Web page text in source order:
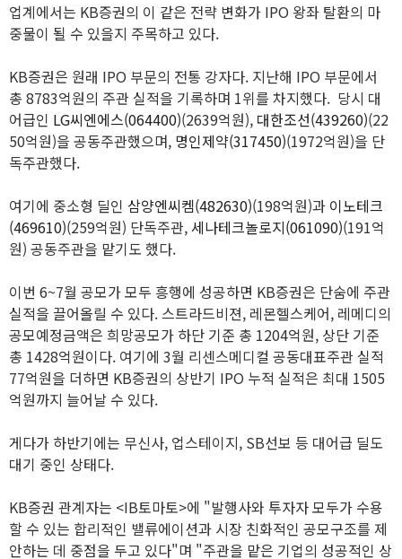
업계에서는 KB증권의 이 같은 전략 변화가 IPO 왕좌 탈환의 마
중물이 될 수 있을지 주목하고 있다.
KB증권은 원래 IPO 부문의 전통 강자다. 지난해 IPO 부문에서
총 8783억원의 주관 실적을 기록하며 1위를 차지했다. 당시 대
어급인 LG씨엔에스(064400)(2639억원), 대한조선(439260)(22
50억원)을 공동주관했으며, 명인제약(317450)(1972억원)을 단
독주관했다.
여기에 중소형 딜인 삼양엔씨켐(482630)(198억원)과 이노테크
(469610)(259억원) 단독주관,세나테크놀로지(061090)(191억
원) 공동주관을 맡기도 했다.
이번 6~7월 공모가 모두 흥행에 성공하면 KB증권은 단숨에 주관
실적을 끌어올릴 수 있다. 스트라드비젼, 레몬헬스케어, 레메디의
공모예정금액은 희망공모가 하단 기준 총 1204억원, 상단 기준
총 1428억원이다. 여기에 3월 리센스메디컬 공동대표주관 실적
77억원을 더하면 KB증권의 상반기 IPO 누적 실적은 최대 1505
억원까지 늘어날 수 있다.
게다가 하반기에는 무신사, 업스테이지, SB선보 등 대어급 딜도
대기 중인 상태다.
KB증권 관계자는 <IB토마토>에 "발행사와 투자자 모두가 수용
할 수 있는 합리적인 밸류에이션과 시장 친화적인 공모구조를 제
안하는 데 중점을 두고 있다"며 "주관을 맡은 기업의 성공적인 상